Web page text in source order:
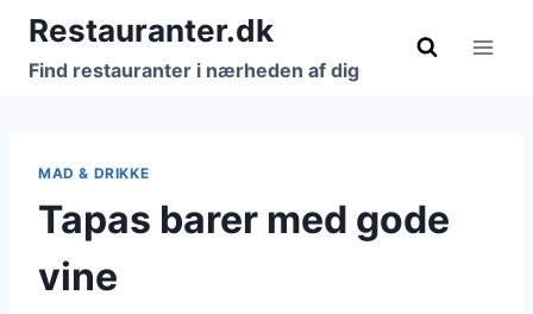
Fortsæt
indhold
Restauranter.dk
Find restauranter i nærheden af dig
MAD & DRIKKE
Tapas barer med gode
vine